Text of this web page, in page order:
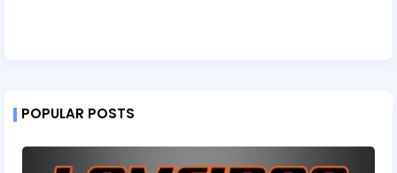
POPULAR POSTS